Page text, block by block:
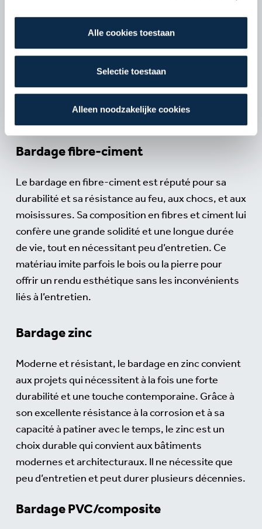
nalezen welke cookies we verzamelen, wie ze uitgeeft,
waarvoor ze dienen en hoelang ze geldig blijven. Je kan
je voorkeuren ook op elk moment wijzigen via de cookie
Alle cookies toestaan
Selectie toestaan
Alleen noodzakelijke cookies
recherchent une esthétique authentique. Nos
options en bois incluent des essences variées,
traitées pour une grande résistance aux
intempéries et aux variations climatiques. Ce type
de bardage requiert un entretien régulier, mais il
ajoute une touche naturelle et intemporelle à tout
type de bâtiment.
Bardage fibre-ciment
Le bardage en fibre-ciment est réputé pour sa
durabilité et sa résistance au feu, aux chocs, et aux
moisissures. Sa composition en fibres et ciment lui
confère une grande solidité et une longue durée
de vie, tout en nécessitant peu d’entretien. Ce
matériau imite parfois le bois ou la pierre pour
offrir un rendu esthétique sans les inconvénients
liés à l’entretien.
Bardage zinc
Moderne et résistant, le bardage en zinc convient
aux projets qui nécessitent à la fois une forte
durabilité et une touche contemporaine. Grâce à
son excellente résistance à la corrosion et à sa
capacité à patiner avec le temps, le zinc est un
choix durable qui convient aux bâtiments
modernes et architecturaux. Il ne nécessite que
peu d’entretien et peut durer plusieurs décennies.
Bardage PVC/composite